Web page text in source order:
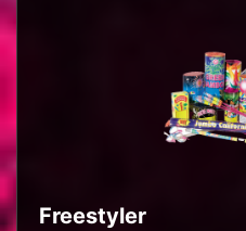
Freestyler